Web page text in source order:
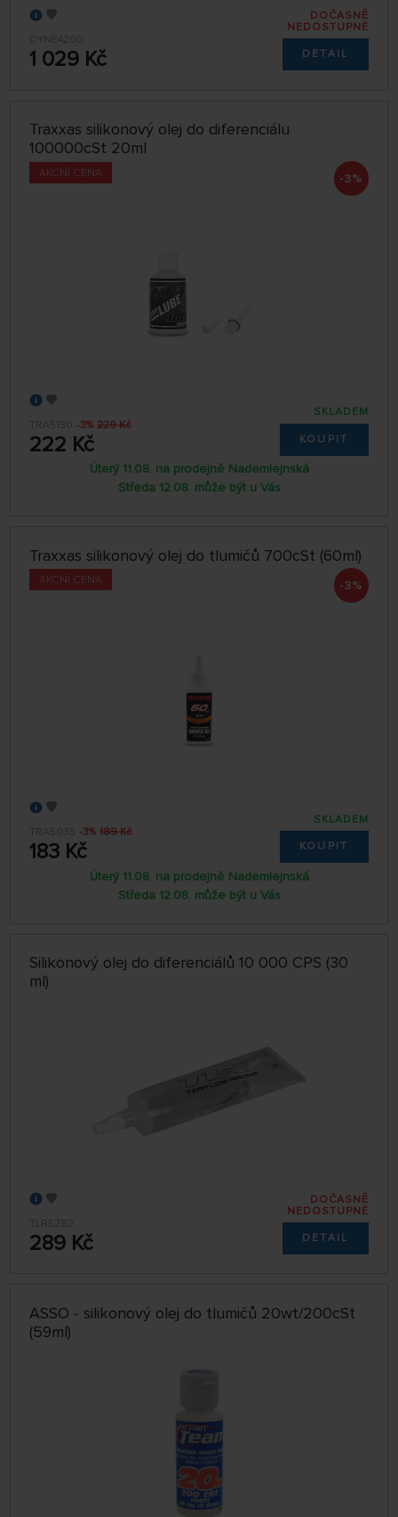
DYNE4200
1 029 Kč
DOČASNĚ
NEDOSTUPNÉ
DETAIL
Traxxas silikonový olej do diferenciálu
100000cSt 20ml
AKČNÍ CENA -3%
TRA5130 -3% 229 Kč
222 Kč
SKLADEM
KOUPIT
Úterý 11.08. na prodejně Nademlejnská
Středa 12.08. může být u Vás
Traxxas silikonový olej do tlumičů 700cSt (60ml)
AKČNÍ CENA -3%
TRA5035 -3% 189 Kč
183 Kč
SKLADEM
KOUPIT
Úterý 11.08. na prodejně Nademlejnská
Středa 12.08. může být u Vás
Silikonový olej do diferenciálů 10 000 CPS (30
ml)
TLR5282
289 Kč
DOČASNĚ
NEDOSTUPNÉ
DETAIL
ASSO - silikonový olej do tlumičů 20wt/200cSt
(59ml)